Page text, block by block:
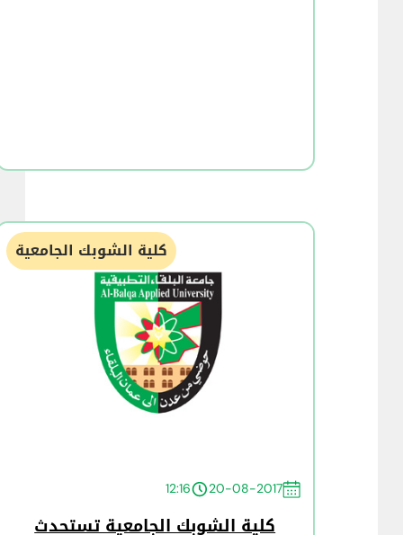
كلية الشوبك الجامعية
20-08-2017
12:16
كلية الشوبك الجامعية تستحدث